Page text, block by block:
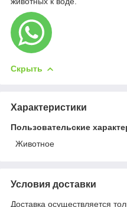
Скрыть
Характеристики
Пользовательские
Животное
Условия доставки
Доставка осуществляется